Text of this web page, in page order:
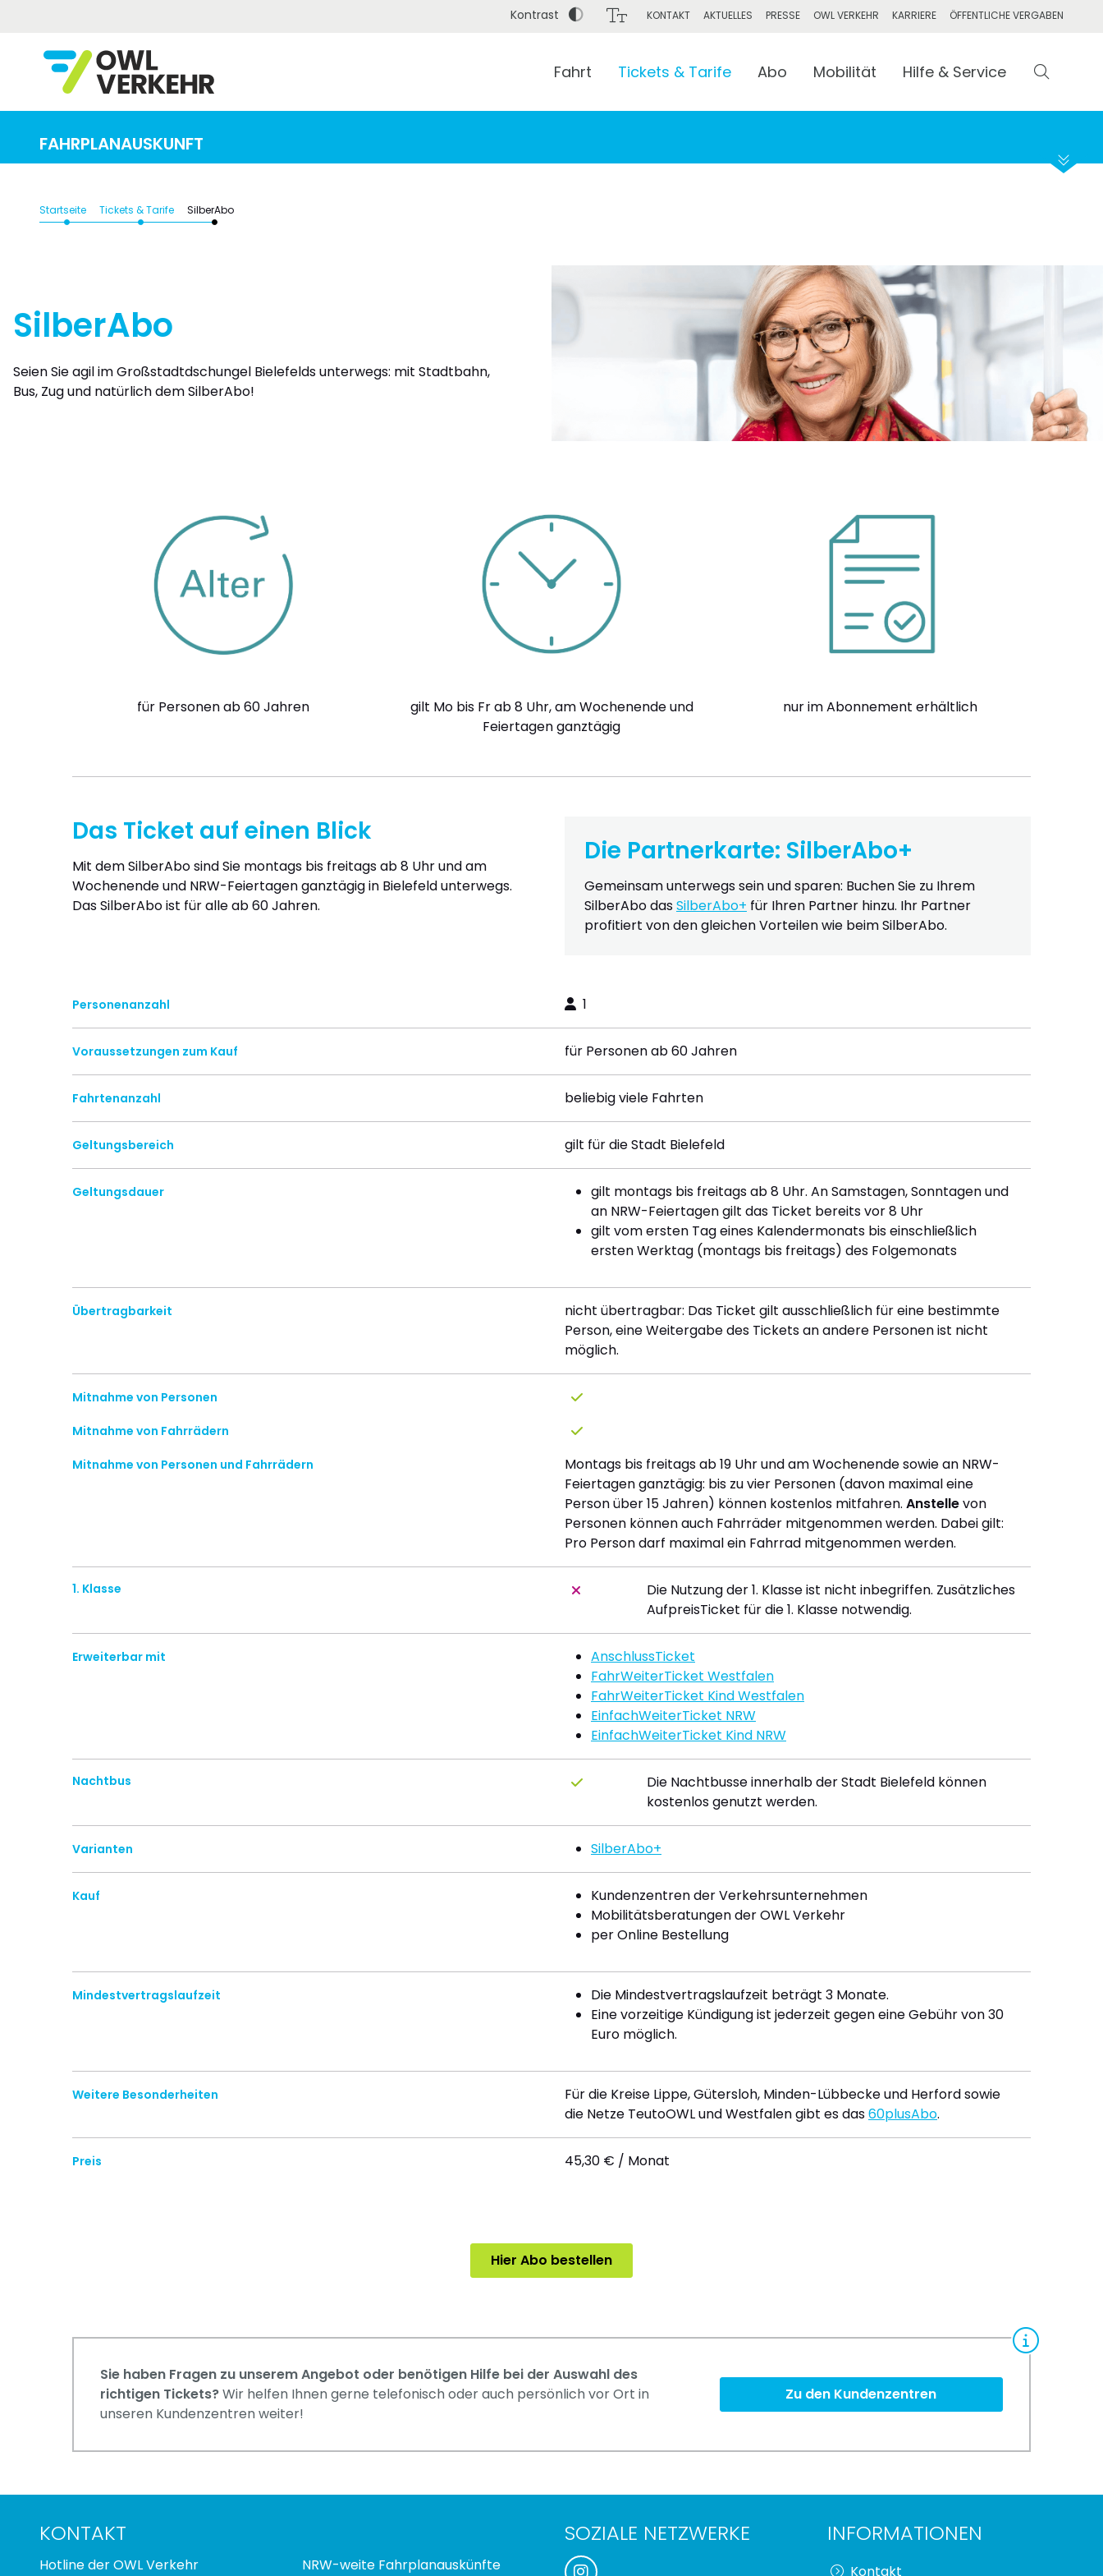
Kontrast KONTAKT AKTUELLES PRESSE OWL VERKEHR KARRIERE ÖFFENTLICHE VERGABEN
Fahrt Tickets & Tarife Abo Mobilität Hilfe & Service
Abfahrt
FAHRPLANAUSKUNFT
Startseite Tickets & Tarife SilberAbo
SilberAbo
Seien Sie agil im Großstadtdschungel Bielefelds unterwegs: mit Stadtbahn,
Bus, Zug und natürlich dem SilberAbo!
für Personen ab 60 Jahren
gilt Mo bis Fr ab 8 Uhr, am Wochenende und
Feiertagen ganztägig
nur im Abonnement erhältlich
Das Ticket auf einen Blick
Mit dem SilberAbo sind Sie montags bis freitags ab 8 Uhr und am
Wochenende und NRW-Feiertagen ganztägig in Bielefeld unterwegs.
Das SilberAbo ist für alle ab 60 Jahren.
Die Partnerkarte: SilberAbo+
Gemeinsam unterwegs sein und sparen: Buchen Sie zu Ihrem
SilberAbo dasSilberAbo+ für Ihren Partner hinzu. Ihr Partner
profitiert von den gleichen Vorteilen wie beim SilberAbo.
Personenanzahl 1
Voraussetzungen zum Kauf für Personen ab 60 Jahren
Fahrtenanzahl beliebig viele Fahrten
Geltungsbereich gilt für die Stadt Bielefeld
Geltungsdauer
gilt montags bis freitags ab 8 Uhr. An Samstagen, Sonntagen und
an NRW-Feiertagen gilt das Ticket bereits vor 8 Uhr
gilt vom ersten Tag eines Kalendermonats bis einschließlich
ersten Werktag (montags bis freitags) des Folgemonats
Übertragbarkeit
nicht übertragbar: Das Ticket gilt ausschließlich für eine bestimmte
Person, eine Weitergabe des Tickets an andere Personen ist nicht
möglich.
Mitnahme von Personen
Mitnahme von Fahrrädern
Mitnahme von Personen und Fahrrädern
Montags bis freitags ab 19 Uhr und am Wochenende sowie an NRW-
Feiertagen ganztägig: bis zu vier Personen (davon maximal eine
Person über 15 Jahren) können kostenlos mitfahren. Anstellevon
Personen können auch Fahrräder mitgenommen werden. Dabei gilt:
Pro Person darf maximal ein Fahrrad mitgenommen werden.
1. Klasse
Die Nutzung der 1. Klasse ist nicht inbegriffen. Zusätzliches
AufpreisTicket für die 1. Klasse notwendig.
Erweiterbar mit
AnschlussTicket
FahrWeiterTicket Westfalen
FahrWeiterTicket Kind Westfalen
EinfachWeiterTicket NRW
EinfachWeiterTicket Kind NRW
Nachtbus
Die Nachtbusse innerhalb der Stadt Bielefeld können
kostenlos genutzt werden.
Varianten SilberAbo+
Kauf
Kundenzentren der Verkehrsunternehmen
Mobilitätsberatungen der OWL Verkehr
per Online Bestellung
Mindestvertragslaufzeit
Die Mindestvertragslaufzeit beträgt 3 Monate.
Eine vorzeitige Kündigung ist jederzeit gegen eine Gebühr von 30
Euro möglich.
Weitere Besonderheiten
Für die Kreise Lippe, Gütersloh, Minden-Lübbecke und Herford sowie
die Netze TeutoOWL und Westfalen gibt es das60plusAbo.
Preis 45,30 € / Monat
Hier Abo bestellen
Sie haben Fragen zu unserem Angebot oder benötigen Hilfe bei der Auswahl des
richtigen Tickets?Wir helfen Ihnen gerne telefonisch oder auch persönlich vor Ort in
unseren Kundenzentren weiter!
Zu den Kundenzentren
KONTAKT
Hotline der OWL Verkehr NRW-weite Fahrplanauskünfte
SOZIALE NETZWERKE INFORMATIONEN
Kontakt